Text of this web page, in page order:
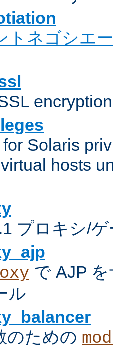
トネゴシエ
Solaris
hosts
プロキシ/
で AJP
ル
のための